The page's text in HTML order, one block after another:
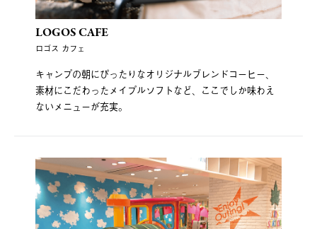
LOGOS CAFE
ロゴス カフェ
キャンプの朝にぴったりなオリジナルブレンドコーヒー、
素材にこだわったメイプルソフトなど、ここでしか味わえ
ないメニューが充実。